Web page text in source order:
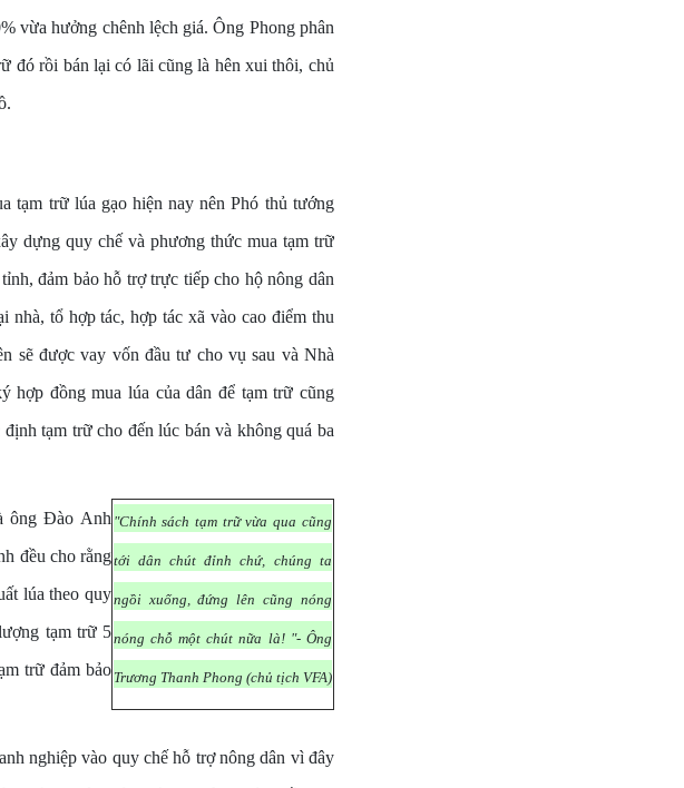
vừa hưởng chênh lệch giá. Ông Phong phân
đó rồi bán lại có lãi cũng là hên xui thôi, chủ
tạm trữ lúa gạo hiện nay nên Phó thủ tướng
dựng quy chế và phương thức mua tạm trữ
đảm bảo hỗ trợ trực tiếp cho hộ nông dân
tổ hợp tác, hợp tác xã vào cao điểm thu
sẽ được vay vốn đầu tư cho vụ sau và Nhà
hợp đồng mua lúa của dân để tạm trữ cũng
tạm trữ cho đến lúc bán và không quá ba
"Chính sách tạm trữ vừa qua cũng
tới dân chút đỉnh chứ, chúng ta
ngồi xuống, đứng lên cũng nóng
nóng chỗ một chút nữa là! "- Ông
Trương Thanh Phong (chủ tịch VFA)
ông Đào Anh
đều cho rằng
lúa theo quy
tạm trữ 5
trữ đảm bảo
nghiệp vào quy chế hỗ trợ nông dân vì đây